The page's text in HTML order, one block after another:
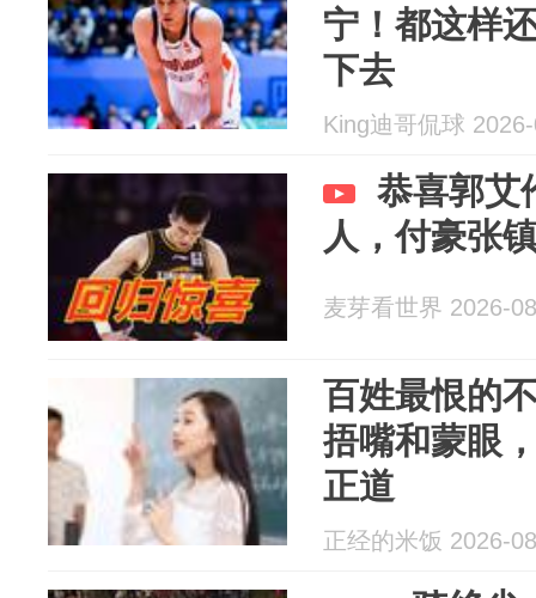
宁！都这样
下去
King迪哥侃球
恭喜郭艾
人，付豪张
麦芽看世界 2026-
百姓最恨的
捂嘴和蒙眼
正道
正经的米饭 2026-